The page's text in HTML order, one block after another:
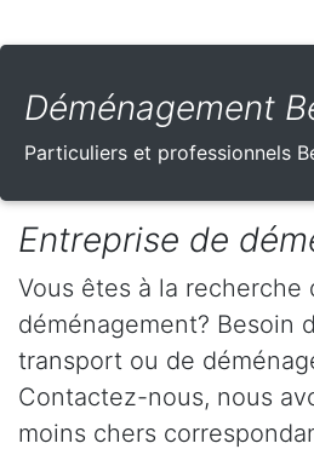
Déménagement
Particuliers et professionnels
Entreprise de
Vous êtes à la recherche
déménagement? Besoin
transport ou de
Contactez-nous, nous
moins chers